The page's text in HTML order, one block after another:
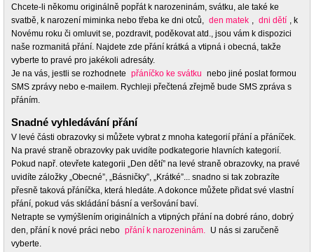
Chcete-li někomu originálně popřát k narozeninám, svátku, ale také ke
svatbě, k narození miminka nebo třeba ke dni otců, den matek , dni dětí , k
Novému roku či omluvit se, pozdravit, poděkovat atd., jsou vám k dispozici
naše rozmanitá přání. Najdete zde přání krátká a vtipná i obecná, takže
vyberte to pravé pro jakékoli adresáty.
Je na vás, jestli se rozhodnete přáníčko ke svátku nebo jiné poslat formou
SMS zprávy nebo e-mailem. Rychleji přečtená zřejmě bude SMS zpráva s
přáním.
Snadné vyhledávání přání
V levé části obrazovky si můžete vybrat z mnoha kategorií přání a přáníček.
Na pravé straně obrazovky pak uvidíte podkategorie hlavních kategorií.
Pokud např. otevřete kategorii „Den dětí” na levé straně obrazovky, na pravé
uvidíte záložky „Obecné”, „Básničky”, „Krátké”... snadno si tak zobrazíte
přesně taková přáníčka, která hledáte. A dokonce můžete přidat své vlastní
přání, pokud vás skládání básní a veršování baví.
Netrapte se vymýšlením originálních a vtipných přání na dobré ráno, dobrý
den, přání k nové práci nebo přání k narozeninám. U nás si zaručeně
vyberte.